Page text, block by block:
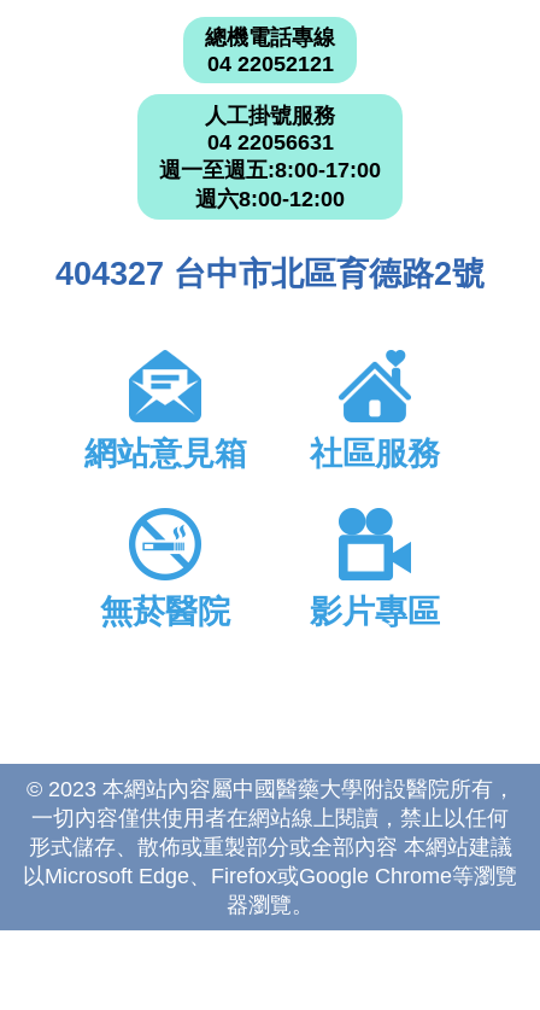
總機電話專線
04 22052121
人工掛號服務
04 22056631
週一至週五:8:00-17:00
週六8:00-12:00
404327 台中市北區育德路2號
網站意見箱 社區服務
無菸醫院 影片專區
© 2023 本網站內容屬中國醫藥大學附設醫院所有，
一切內容僅供使用者在網站線上閱讀，禁止以任何
形式儲存、散佈或重製部分或全部內容 本網站建議
以Microsoft Edge、Firefox或Google Chrome等瀏覽
器瀏覽。